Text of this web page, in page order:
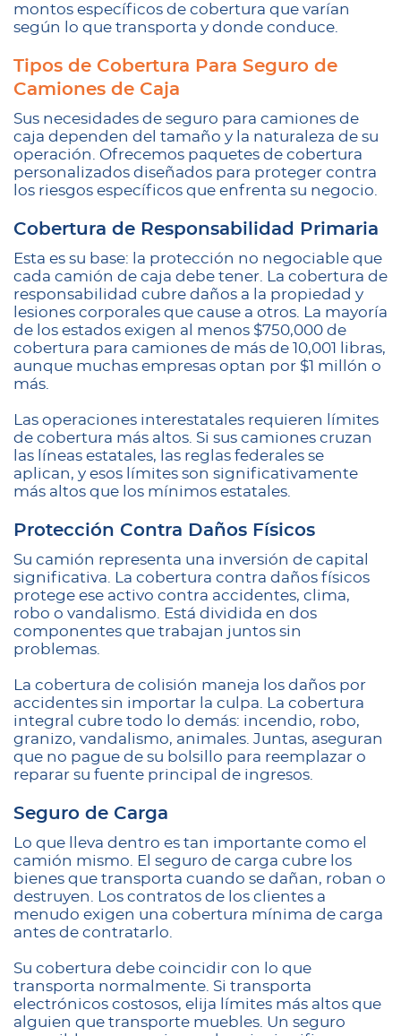
montos específicos de cobertura que varían
según lo que transporta y donde conduce.
Tipos de Cobertura Para Seguro de
Camiones de Caja
Sus necesidades de seguro para camiones de
caja dependen del tamaño y la naturaleza de su
operación. Ofrecemos paquetes de cobertura
personalizados diseñados para proteger contra
los riesgos específicos que enfrenta su negocio.
Cobertura de Responsabilidad Primaria
Esta es su base: la protección no negociable que
cada camión de caja debe tener. La cobertura de
responsabilidad cubre daños a la propiedad y
lesiones corporales que cause a otros. La mayoría
de los estados exigen al menos $750,000 de
cobertura para camiones de más de 10,001 libras,
aunque muchas empresas optan por $1 millón o
más.
Las operaciones interestatales requieren límites
de cobertura más altos. Si sus camiones cruzan
las líneas estatales, las reglas federales se
aplican, y esos límites son significativamente
más altos que los mínimos estatales.
Protección Contra Daños Físicos
Su camión representa una inversión de capital
significativa. La cobertura contra daños físicos
protege ese activo contra accidentes, clima,
robo o vandalismo. Está dividida en dos
componentes que trabajan juntos sin
problemas.
La cobertura de colisión maneja los daños por
accidentes sin importar la culpa. La cobertura
integral cubre todo lo demás: incendio, robo,
granizo, vandalismo, animales. Juntas, aseguran
que no pague de su bolsillo para reemplazar o
reparar su fuente principal de ingresos.
Seguro de Carga
Lo que lleva dentro es tan importante como el
camión mismo. El seguro de carga cubre los
bienes que transporta cuando se dañan, roban o
destruyen. Los contratos de los clientes a
menudo exigen una cobertura mínima de carga
antes de contratarlo.
Su cobertura debe coincidir con lo que
transporta normalmente. Si transporta
electrónicos costosos, elija límites más altos que
alguien que transporte muebles. Un seguro